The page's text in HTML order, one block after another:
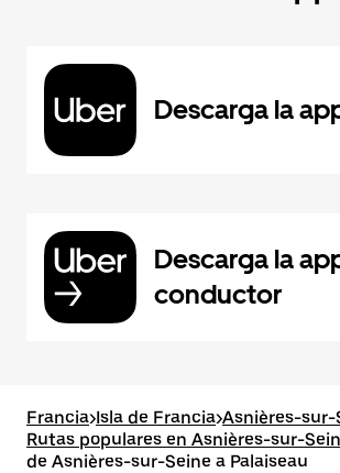
Descarga la
Descarga la
conductor
Francia>Isla de Francia>Asnières-sur-
Rutas populares en Asnières-sur-
de Asnières-sur-Seine a Palaiseau